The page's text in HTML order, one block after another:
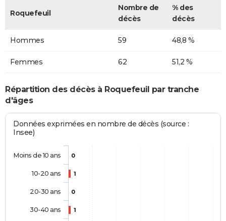
Roquefeuil
Nombre de
décès
% des
décès
Hommes 59 48,8 %
Femmes 62 51,2 %
Répartition des décès à Roquefeuil par tranche
d'âges
Données exprimées en nombre de décès (source :
Insee)
0
1
0
1
Moins de 10 ans
10-20 ans
20-30 ans
30-40 ans